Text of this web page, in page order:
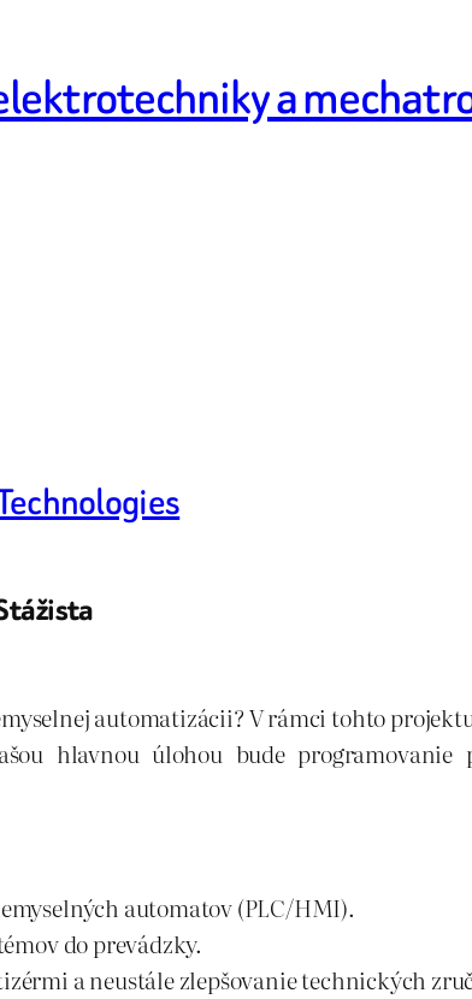
a
automatizácii? V rámci tohto
hlavnou úlohou bude
automatov (PLC/HMI).
do prevádzky.
a neustále zlepšovanie technických